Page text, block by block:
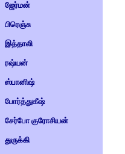
ஜேர்மன்
பிரெஞ்சு
இத்தாலி
ரஷ்யன்
ஸ்பானிஷ்
போர்த்துகீஷ்
சேர்போ குரோசியன்
துருக்கி